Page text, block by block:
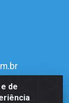
de
1815 -